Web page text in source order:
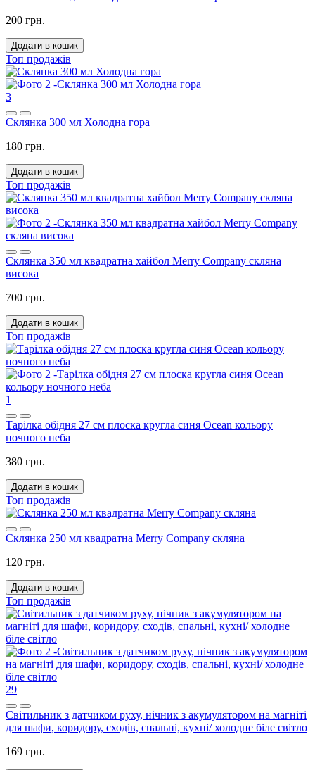
200 грн.
Додати в кошик
Топ продажів
3
Склянка 300 мл Холодна гора
180 грн.
Додати в кошик
Топ продажів
Склянка 350 мл квадратна хайбол Merry Company скляна
висока
700 грн.
Додати в кошик
Топ продажів
1
Тарілка обідня 27 см плоска кругла синя Ocean кольору
ночного неба
380 грн.
Додати в кошик
Топ продажів
Склянка 250 мл квадратна Merry Company скляна
120 грн.
Додати в кошик
Топ продажів
29
Світильник з датчиком руху, нічник з акумулятором на магніті
для шафи, коридору, сходів, спальні, кухні/ холодне біле світло
169 грн.